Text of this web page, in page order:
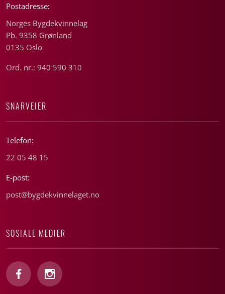
Postadresse:
Norges Bygdekvinnelag
Pb. 9358 Grønland
0135 Oslo
Ord. nr.: 940 590 310
SNARVEIER
Telefon:
22 05 48 15
E-post:
post@bygdekvinnelaget.no
SOSIALE MEDIER